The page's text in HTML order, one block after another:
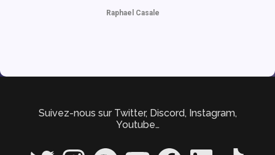
Raphael Casale
Suivez-nous sur Twitter, Discord, Instagram,
Youtube…
Twitter InstagramSpotify YouTube FacebookLinkedIn TikTok